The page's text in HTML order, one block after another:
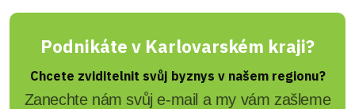
Podnikáte v Karlovarském kraji?
Chcete zviditelnit svůj byznys v našem regionu?
Zanechte nám svůj e-mail a my vám zašleme